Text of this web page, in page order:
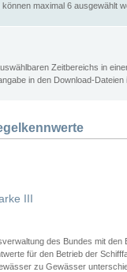
maximal 6 ausgewählt
Zeitbereichs in
in den Download-Dateien
III
des Bundes mit den
für den Betrieb der
zu Gewässer